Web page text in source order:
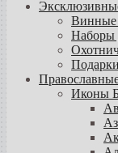
Винные
Наборы
Иконы